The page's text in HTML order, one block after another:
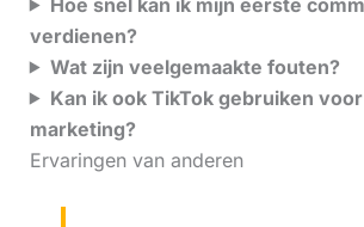
verdienen?
Wat zijn veelgemaakte fouten?
Kan ik ook TikTok gebruiken
marketing?
Ervaringen van anderen